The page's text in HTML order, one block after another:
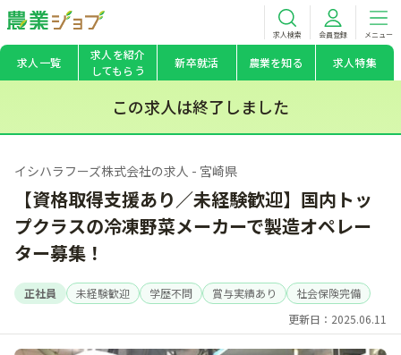
求人検索 会員登録 メニュー
求人一覧
求人を紹介
してもらう
新卒就活 農業を知る 求人特集
この求人は終了しました
イシハラフーズ株式会社の求人 - 宮崎県
【資格取得支援あり／未経験歓迎】国内トッ
プクラスの冷凍野菜メーカーで製造オペレー
ター募集！
正社員 未経験歓迎 学歴不問 賞与実績あり
社会保険完備
更新日：2025.06.11